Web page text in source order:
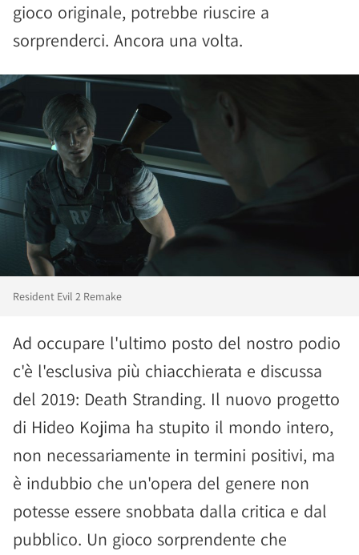
gioco originale, potrebbe riuscire a
sorprenderci. Ancora una volta.
Resident Evil 2 Remake
Ad occupare l'ultimo posto del nostro podio
c'è l'esclusiva più chiacchierata e discussa
del 2019: Death Stranding. Il nuovo progetto
di Hideo Kojima ha stupito il mondo intero,
non necessariamente in termini positivi, ma
è indubbio che un'opera del genere non
potesse essere snobbata dalla critica e dal
pubblico. Un gioco sorprendente che